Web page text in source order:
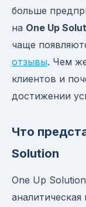
больше
на One Up
чаще
отзывы. Чем
клиентов и
достижении
Что
Solution
One Up